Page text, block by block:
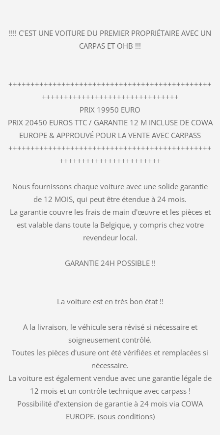
!!!! C'EST UNE VOITURE DU PREMIER PROPRIÉTAIRE AVEC UN
CARPAS ET OHB !!!
++++++++++++++++++++++++++++++++++++++++++++++
+++++++++++++++++++++++++++++++
PRIX 19950 EURO
PRIX 20450 EUROS TTC / GARANTIE 12 M INCLUSE DE COWA
EUROPE & APPROUVÉ POUR LA VENTE AVEC CARPASS
++++++++++++++++++++++++++++++++++++++++++++++
+++++++++++++++++++++++
Nous fournissons chaque voiture avec une solide garantie
de 12 MOIS, qui peut être étendue à 24 mois.
La garantie couvre les frais de main d'œuvre et les pièces et
est valable dans toute la Belgique, y compris chez votre
revendeur local.
GARANTIE 24H POSSIBLE !!
La voiture est en très bon état !!
A la livraison, le véhicule sera révisé si nécessaire et
soigneusement contrôlé.
Toutes les pièces d'usure ont été vérifiées et remplacées si
nécessaire.
La voiture est également vendue avec une garantie légale de
12 mois et un contrôle technique avec carpass !
Possibilité d'extension de garantie à 24 mois via COWA
EUROPE. (sous conditions)